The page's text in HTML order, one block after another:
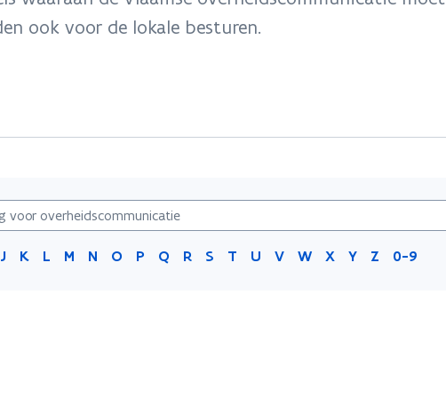
ook voor de lokale besturen.
J K L M N O P Q R S T U V W X Y Z 0-9